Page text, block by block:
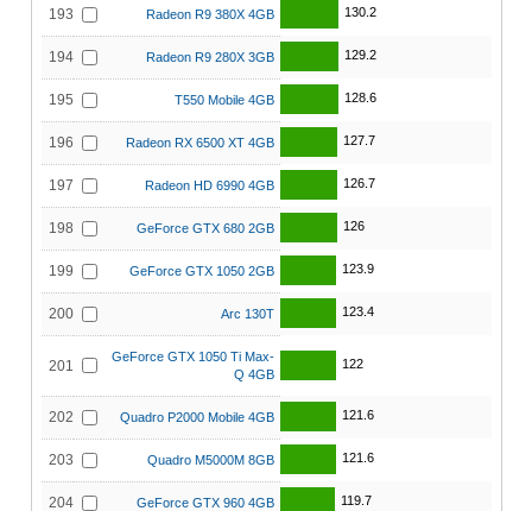
193 Radeon R9 380X 4GB 130.2
194 Radeon R9 280X 3GB 129.2
195 T550 Mobile 4GB 128.6
196 Radeon RX 6500 XT 4GB 127.7
197 Radeon HD 6990 4GB 126.7
198 GeForce GTX 680 2GB 126
199 GeForce GTX 1050 2GB 123.9
200 Arc 130T 123.4
201
GeForce GTX 1050 Ti Max-
Q 4GB
122
202 Quadro P2000 Mobile 4GB 121.6
203 Quadro M5000M 8GB 121.6
204 GeForce GTX 960 4GB 119.7